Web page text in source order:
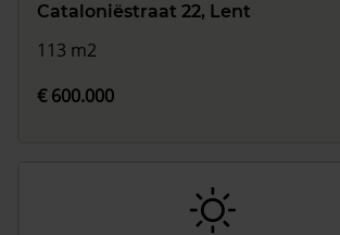
Cataloniëstraat 22, Lent
113 m2
€ 600.000